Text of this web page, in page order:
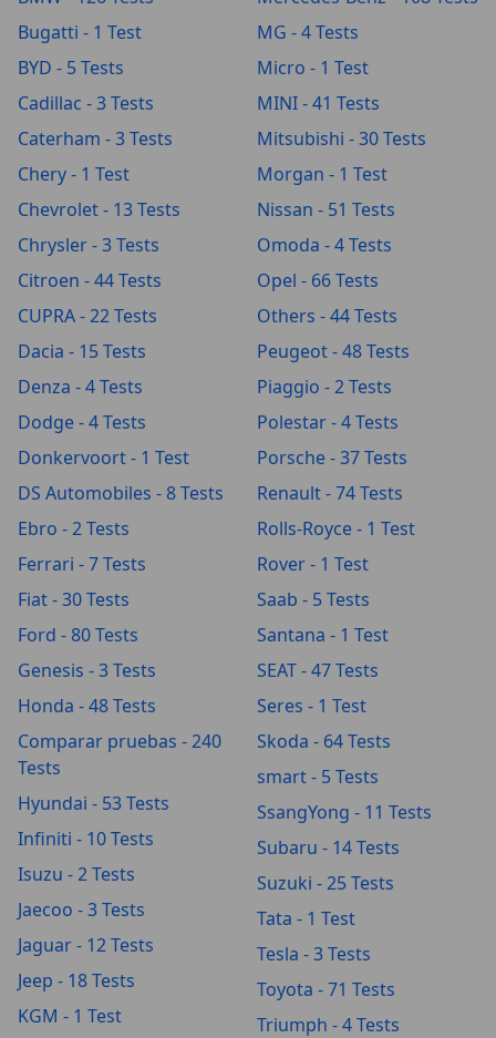
Bugatti - 1 Test
BYD - 5 Tests
Cadillac - 3 Tests
Caterham - 3 Tests
Chery - 1 Test
Chevrolet - 13 Tests
Chrysler - 3 Tests
Citroen - 44 Tests
CUPRA - 22 Tests
Dacia - 15 Tests
Denza - 4 Tests
Dodge - 4 Tests
Donkervoort - 1 Test
DS Automobiles - 8 Tests
Ebro - 2 Tests
Ferrari - 7 Tests
Fiat - 30 Tests
Ford - 80 Tests
Genesis - 3 Tests
Honda - 48 Tests
Comparar pruebas - 240
Tests
Hyundai - 53 Tests
Infiniti - 10 Tests
Isuzu - 2 Tests
Jaecoo - 3 Tests
Jaguar - 12 Tests
Jeep - 18 Tests
KGM - 1 Test
MG - 4 Tests
Micro - 1 Test
MINI - 41 Tests
Mitsubishi - 30 Tests
Morgan - 1 Test
Nissan - 51 Tests
Omoda - 4 Tests
Opel - 66 Tests
Others - 44 Tests
Peugeot - 48 Tests
Piaggio - 2 Tests
Polestar - 4 Tests
Porsche - 37 Tests
Renault - 74 Tests
Rolls-Royce - 1 Test
Rover - 1 Test
Saab - 5 Tests
Santana - 1 Test
SEAT - 47 Tests
Seres - 1 Test
Skoda - 64 Tests
smart - 5 Tests
SsangYong - 11 Tests
Subaru - 14 Tests
Suzuki - 25 Tests
Tata - 1 Test
Tesla - 3 Tests
Toyota - 71 Tests
Triumph - 4 Tests